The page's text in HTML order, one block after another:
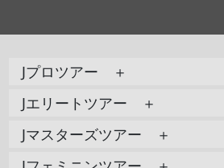
Jプロツアー ＋
Jエリートツアー ＋
Jマスターズツアー ＋